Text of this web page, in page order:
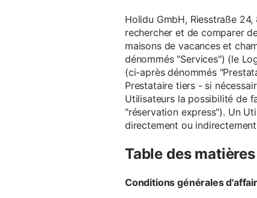
Holidu GmbH, Riesstraße
rechercher et de comparer
maisons de vacances et
dénommés "Services") (le
(ci-après dénommés
Prestataire tiers - si
Utilisateurs la possibilité de
"réservation express"). Un
directement ou
Table des matières
Conditions générales